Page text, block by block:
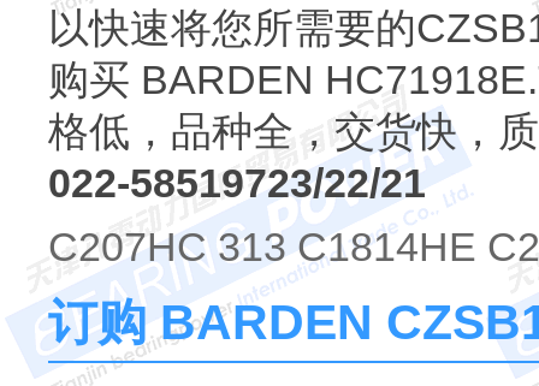
以快速将您所需要的
购买 BARDEN
格低，品种全，交货快，
022-58519723/22/21
C207HC 313 C1814HE
订购 BARDEN